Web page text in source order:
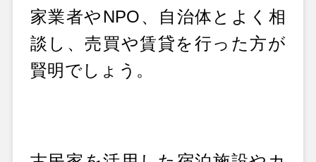
家業者やNPO、自治体とよく相
談し、売買や賃貸を行った方が
賢明でしょう。